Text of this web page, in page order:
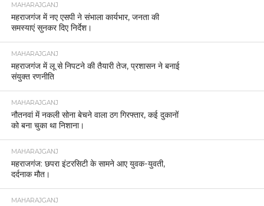
MAHARAJGANJ
महराजगंज में नए एसपी ने संभाला कार्यभार, जनता की
समस्याएं सुनकर दिए निर्देश।
MAHARAJGANJ
महराजगंज में लू से निपटने की तैयारी तेज, प्रशासन ने बनाई
संयुक्त रणनीति
MAHARAJGANJ
नौतनवां में नकली सोना बेचने वाला ठग गिरफ्तार, कई दुकानों
को बना चुका था निशाना।
MAHARAJGANJ
महराजगंज: छपरा इंटरसिटी के सामने आए युवक-युवती,
दर्दनाक मौत।
MAHARAJGANJ